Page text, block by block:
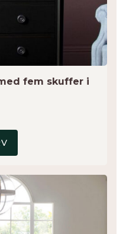
fem skuffer i